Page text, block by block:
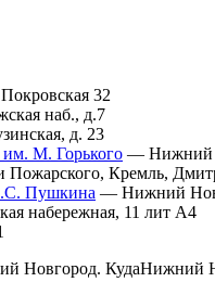
32
наб., д.7
д. 23
им. М. Горького — Нижний
Кремль,
Пушкина — Нижний
набережная, 11 лит А4
Новгород.